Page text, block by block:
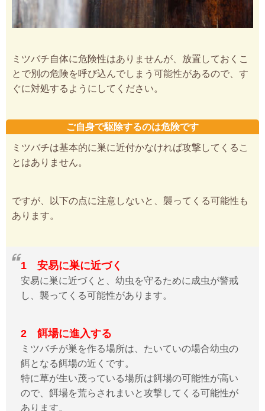
ミツバチ自体に危険性はありませんが、放置しておくこ
とで別の危険を呼び込んでしまう可能性があるので、す
ぐに対処するようにしてください。
ご自身で駆除するのは危険です
ミツバチは基本的に巣に近付かなければ攻撃してくるこ
とはありません。
ですが、以下の点に注意しないと、襲ってくる可能性も
あります。
1 安易に巣に近づく
安易に巣に近づくと、幼虫を守るために成虫が警戒
し、襲ってくる可能性があります。
2 餌場に進入する
ミツバチが巣を作る場所は、たいていの場合幼虫の
餌となる餌場の近くです。
特に草が生い茂っている場所は餌場の可能性が高い
ので、餌場を荒らされまいと攻撃してくる可能性が
あります。